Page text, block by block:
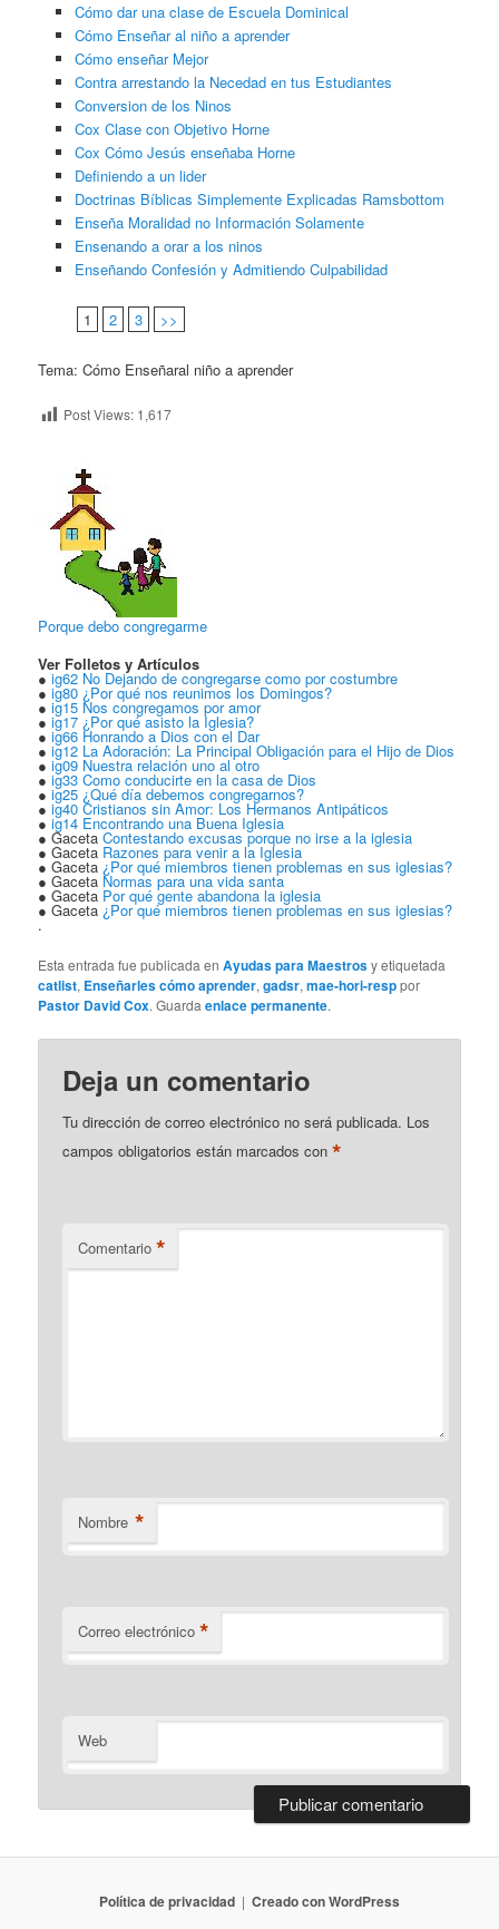
Cómo dar una clase de Escuela Dominical
Cómo Enseñar al niño a aprender
Cómo enseñar Mejor
Contra arrestando la Necedad en tus Estudiantes
Conversion de los Ninos
Cox Clase con Objetivo Horne
Cox Cómo Jesús enseñaba Horne
Definiendo a un lider
Doctrinas Bíblicas Simplemente Explicadas Ramsbottom
Enseña Moralidad no Información Solamente
Ensenando a orar a los ninos
Enseñando Confesión y Admitiendo Culpabilidad
1 2 3 >>
Tema: Cómo Enseñaral niño a aprender
Post Views: 1,617
Porque debo congregarme
Ver Folletos y Artículos
●ig62 No Dejando de congregarse como por costumbre
●ig80 ¿Por qué nos reunimos los Domingos?
●ig15 Nos congregamos por amor
●ig17 ¿Por qué asisto la Iglesia?
●ig66 Honrando a Dios con el Dar
●ig12 La Adoración: La Principal Obligación para el Hijo de Dios
●ig09 Nuestra relación uno al otro
●ig33 Como conducirte en la casa de Dios
●ig25 ¿Qué día debemos congregarnos?
●ig40 Cristianos sin Amor: Los Hermanos Antipáticos
●ig14 Encontrando una Buena Iglesia
● GacetaContestando excusas porque no irse a la iglesia
● Gaceta Razones para venir a la Iglesia
● Gaceta ¿Por qué miembros tienen problemas en sus iglesias?
● GacetaNormas para una vida santa
● Gaceta Por qué gente abandona la iglesia
● Gaceta ¿Por qué miembros tienen problemas en sus iglesias?
.
Esta entrada fue publicada enAyudas para Maestrosy etiquetada
catlist, Enseñarles cómo aprender,gadsr,mae-hori-resppor
Pastor David Cox. Guardaenlace permanente.
Deja un comentario
Tu dirección de correo electrónico no será publicada. Los
campos obligatorios están marcados con*
Comentario *
Nombre *
Correo electrónico *
Web
Política de privacidad Creado con WordPress